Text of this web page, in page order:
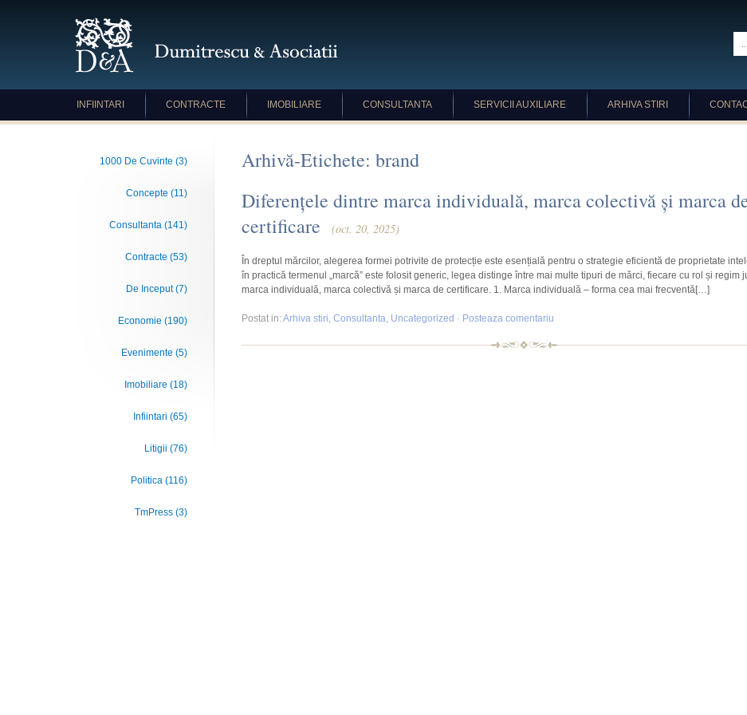
INFIINTARI CONTRACTE IMOBILIARE CONSULTANTA SERVICII AUXILIARE ARHIVA STIRI
1000 De Cuvinte (3)
Concepte (11)
Consultanta (141)
Contracte (53)
De Inceput (7)
Economie (190)
Evenimente (5)
Imobiliare (18)
Infiintari (65)
Litigii (76)
Politica (116)
TmPress (3)
Arhivă-Etichete: brand
Diferențele dintre marca individuală, marca colectivă și marca
certificare
(oct. 20, 2025)
În dreptul mărcilor, alegerea formei potrivite de protecție este esențială pentru o strategie eficientă de proprietate
în practică termenul „marcă” este folosit generic, legea distinge între mai multe tipuri de mărci, fiecare cu rol și regim
marca individuală, marca colectivă și marca de certificare. 1. Marca individuală – forma cea mai frecventă[…]
Postat in:Arhiva stiri, Consultanta, Uncategorized · Posteaza comentariu